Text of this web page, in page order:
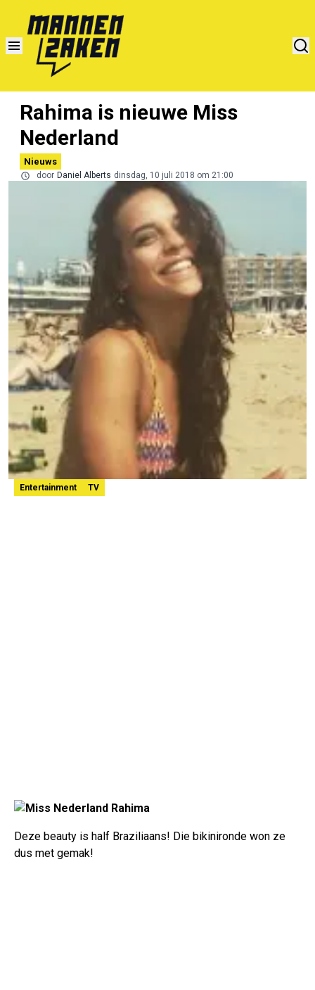
Rahima is nieuwe Miss
Nederland
Nieuws
door Daniel Alberts dinsdag, 10 juli 2018 om 21:00
Entertainment TV
Deze beauty is half Braziliaans! Die bikinironde won ze
dus met gemak!